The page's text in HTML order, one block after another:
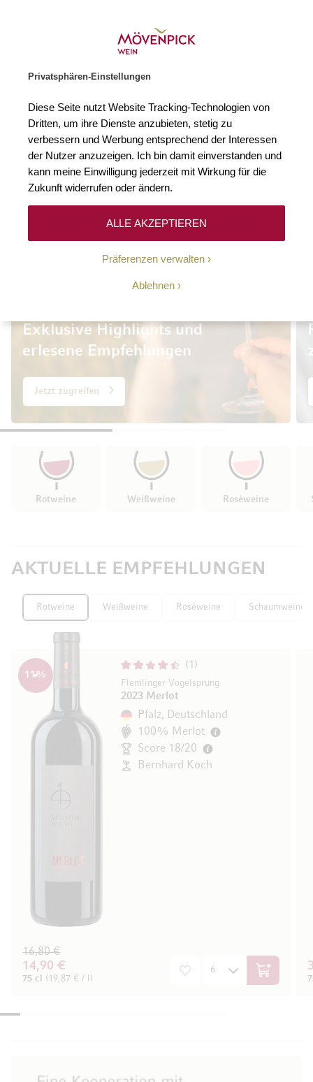
Privatsphären-Einstellungen
Diese Seite nutzt Website Tracking-Technologien von
Dritten, um ihre Dienste anzubieten, stetig zu
verbessern und Werbung entsprechend der Interessen
der Nutzer anzuzeigen. Ich bin damit einverstanden und
kann meine Einwilligung jederzeit mit Wirkung für die
Zukunft widerrufen oder ändern.
Präferenzen verwalten
Ablehnen
ALLE AKZEPTIEREN
FÜR IHRE
SOMMER-
MOMENTE
Exklusive Highlights und
erlesene Empfehlungen
Jetzt zugreifen
Rotweine Weißweine Roséweine
AKTUELLE EMPFEHLUNGEN
Rotweine Weißweine Roséweine Schaumweine
1
Flemlinger Vogelsprung
2023 Merlot
11%
Pfalz, Deutschland
100% Merlot
Score 18/20
Bernhard Koch
14,90 €
16,80 €
75 cl (19,87 € / l) In den